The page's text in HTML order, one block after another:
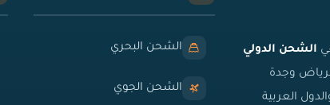
الشحن الدولي
وجدة
العربية
الشحن البحري
الشحن الجوي